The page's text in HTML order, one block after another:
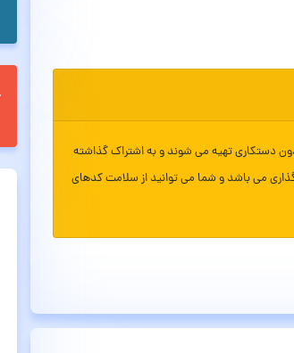
دستکاری تهیه می شوند و به اشتراک گذاشته
می باشد و شما می توانید از سلامت کدهای